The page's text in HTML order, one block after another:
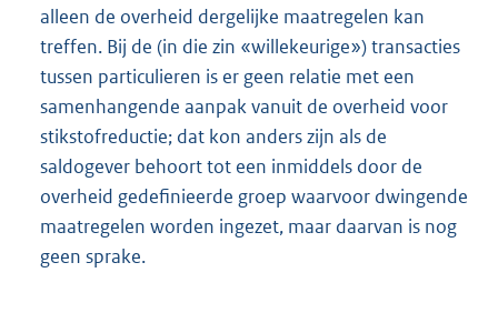
alleen de overheid dergelijke maatregelen kan
treffen. Bij de (in die zin «willekeurige») transacties
tussen particulieren is er geen relatie met een
samenhangende aanpak vanuit de overheid voor
stikstofreductie; dat kon anders zijn als de
saldogever behoort tot een inmiddels door de
overheid gedefinieerde groep waarvoor dwingende
maatregelen worden ingezet, maar daarvan is nog
geen sprake.